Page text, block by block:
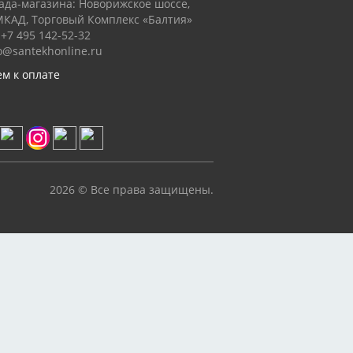
магазина: Новорижское шоссе,
Торговый Комплекс «Балтия»
+7 495 142-52-32
к оплате
2026 © Все права защищены.